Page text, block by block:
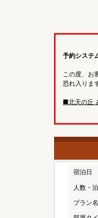
予約システ
この度、お
恐れ入りま
■北天の丘
宿泊日
人数・
プラン名